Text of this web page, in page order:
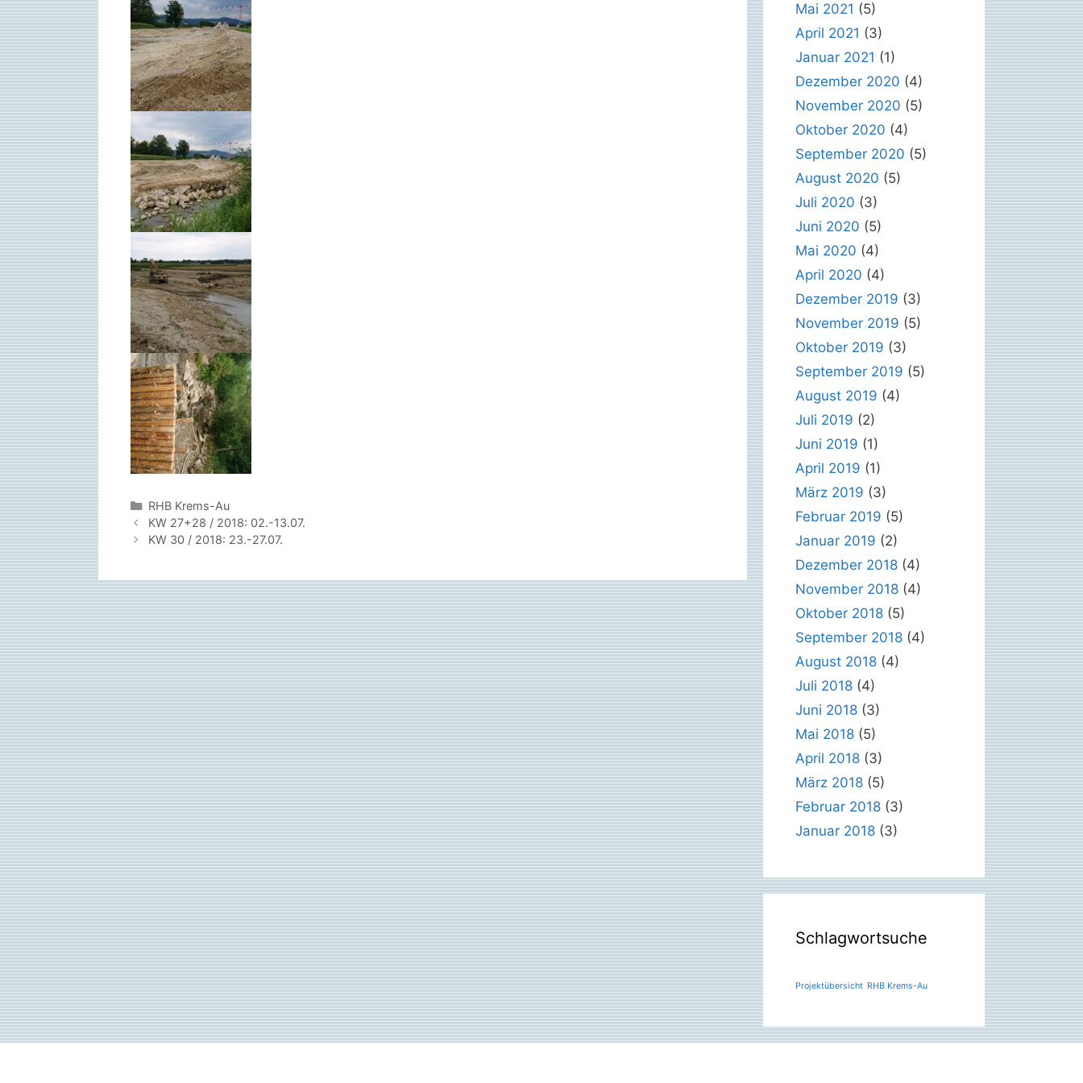
Kategorien
RHB Krems-Au
KW 27+28 / 2018: 02.-13.07.
KW 30 / 2018: 23.-27.07.
Mai 2021 (5)
April 2021 (3)
Januar 2021 (1)
Dezember 2020 (4)
November 2020 (5)
Oktober 2020 (4)
September 2020 (5)
August 2020 (5)
Juli 2020 (3)
Juni 2020 (5)
Mai 2020 (4)
April 2020 (4)
Dezember 2019 (3)
November 2019 (5)
Oktober 2019 (3)
September 2019 (5)
August 2019 (4)
Juli 2019 (2)
Juni 2019 (1)
April 2019 (1)
März 2019 (3)
Februar 2019 (5)
Januar 2019 (2)
Dezember 2018 (4)
November 2018 (4)
Oktober 2018 (5)
September 2018 (4)
August 2018 (4)
Juli 2018 (4)
Juni 2018 (3)
Mai 2018 (5)
April 2018 (3)
März 2018 (5)
Februar 2018 (3)
Januar 2018 (3)
Schlagwortsuche
Projektübersicht RHB Krems-Au